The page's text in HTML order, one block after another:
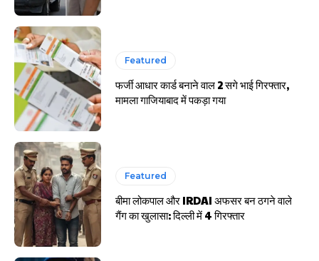
Featured
फर्जी आधार कार्ड बनाने वाल 2 सगे भाई गिरफ्तार,
मामला गाजियाबाद में पकड़ा गया
Featured
बीमा लोकपाल और IRDAI अफसर बन ठगने वाले
गैंग का खुलासा: दिल्ली में 4 गिरफ्तार